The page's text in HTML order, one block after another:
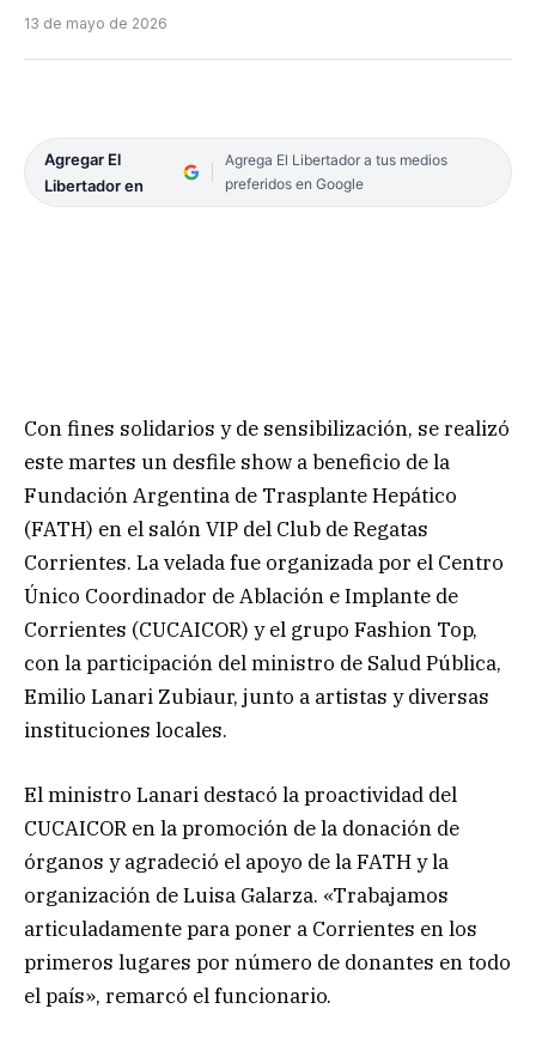
13 de mayo de 2026
Agregar El
Libertador en
Agrega El Libertador a tus medios
preferidos en Google
Con fines solidarios y de sensibilización, se realizó
este martes un desfile show a beneficio de la
Fundación Argentina de Trasplante Hepático
(FATH) en el salón VIP del Club de Regatas
Corrientes. La velada fue organizada por el Centro
Único Coordinador de Ablación e Implante de
Corrientes (CUCAICOR) y el grupo Fashion Top,
con la participación del ministro de Salud Pública,
Emilio Lanari Zubiaur, junto a artistas y diversas
instituciones locales.
El ministro Lanari destacó la proactividad del
CUCAICOR en la promoción de la donación de
órganos y agradeció el apoyo de la FATH y la
organización de Luisa Galarza. «Trabajamos
articuladamente para poner a Corrientes en los
primeros lugares por número de donantes en todo
el país», remarcó el funcionario.